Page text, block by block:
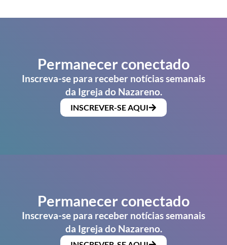
Permanecer conectado
Inscreva-se para receber notícias semanais
da Igreja do Nazareno.
INSCREVER-SE AQUI
Permanecer conectado
Inscreva-se para receber notícias semanais
da Igreja do Nazareno.